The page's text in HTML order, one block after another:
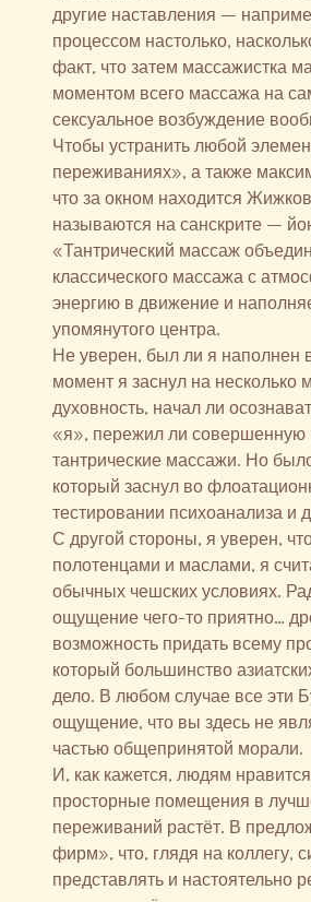
другие наставления –
процессом настолько,
факт, что затем массажистка
моментом всего массажа на
сексуальное возбуждение
Чтобы устранить любой
переживаниях», а также
что за окном находится
называются на санскрите –
«Тантрический массаж
классического массажа с
энергию в движение и
упомянутого центра.
Не уверен, был ли я наполнен
момент я заснул на несколько
духовность, начал ли
«я», пережил ли
тантрические массажи. Но
который заснул во
тестировании психоанализа и
С другой стороны, я уверен,
полотенцами и маслами, я
обычных чешских условиях.
ощущение чего-то приятно…
возможность придать всему
который большинство
дело. В любом случае все эти
ощущение, что вы здесь не
частью общепринятой морали.
И, как кажется, людям
просторные помещения в
переживаний растёт. В
фирм», что, глядя на коллегу,
представлять и настоятельно